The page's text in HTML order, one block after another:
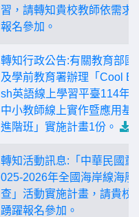
習，請轉知貴校教師依需求
報名參加。
轉知行政公告:有關教育部國
及學前教育署辦理「Cool
sh英語線上學習平臺114年
中小教師線上實作暨應用基
進階班」實施計畫1份。
轉知活動訊息:「中華民國童
025-2026年全國海岸線海廢
查」活動實施計畫，請貴校
踴躍報名參加。